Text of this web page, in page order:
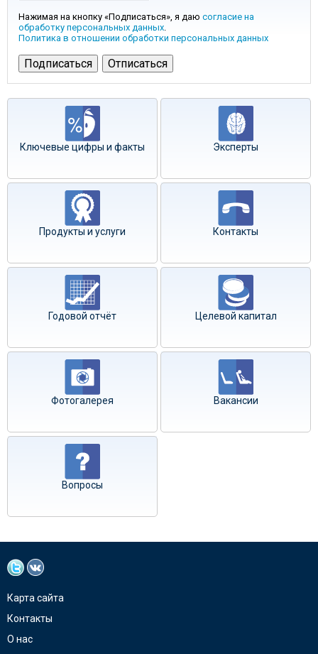
Нажимая на кнопку «Подписаться», я даю согласие на
обработку персональных данных.
Политика в отношении обработки персональных данных
Ключевые цифры и факты Эксперты
Продукты и услуги Контакты
Годовой отчёт Целевой капитал
Фотогалерея Вакансии
Вопросы
Карта сайта
Контакты
О нас